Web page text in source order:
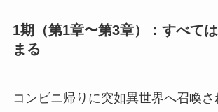
1期（第1章〜第3章）：すべて
まる
コンビニ帰りに突如異世界へ召喚さ